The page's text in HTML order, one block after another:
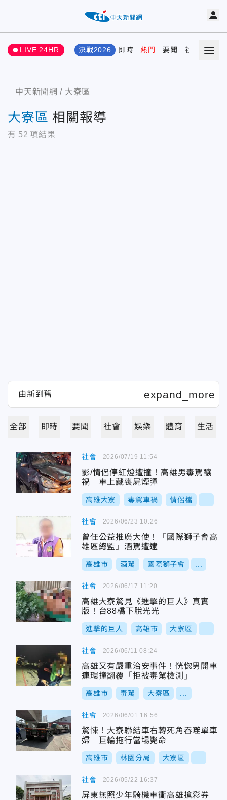
LIVE 24HR 決戰2026 即時 熱門 要聞 社會 娛樂
中天新聞網 大寮區
大寮區 相關報導
有 52 項結果
全部 即時 要聞 社會 娛樂 體育 生活
社會
影/情侶停紅燈遭撞！高雄男毒駕釀
禍 車上藏喪屍煙彈
高雄大寮 毒駕車禍 情侶檔
2026/07/19 11:54
社會
曾任公益推廣大使！「國際獅子會高
雄區總監」酒駕遭逮
高雄市 酒駕 國際獅子會
2026/06/23 10:26
社會
高雄大寮驚見《進擊的巨人》真實
版！台88橋下脫光光
進擊的巨人 高雄市 大寮區
2026/06/17 11:20
社會
高雄又有嚴重治安事件！恍惚男開車
連環撞翻覆「拒被毒駕檢測」
高雄市 毒駕 大寮區
2026/06/11 08:24
社會
驚悚！大寮聯結車右轉死角吞噬單車
婦 巨輪拖行當場斃命
高雄市 林園分局 大寮區
2026/06/01 16:56
社會
屏東無照少年騎機車衝高雄搶彩券
2026/05/22 16:37